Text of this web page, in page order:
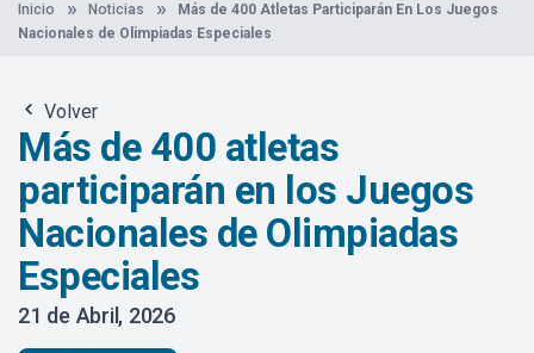
Inicio Noticias
Más de 400 Atletas Participarán En Los Juegos
Nacionales de Olimpiadas Especiales
Volver
Más de 400 atletas
participarán en los Juegos
Nacionales de Olimpiadas
Especiales
21 de Abril, 2026